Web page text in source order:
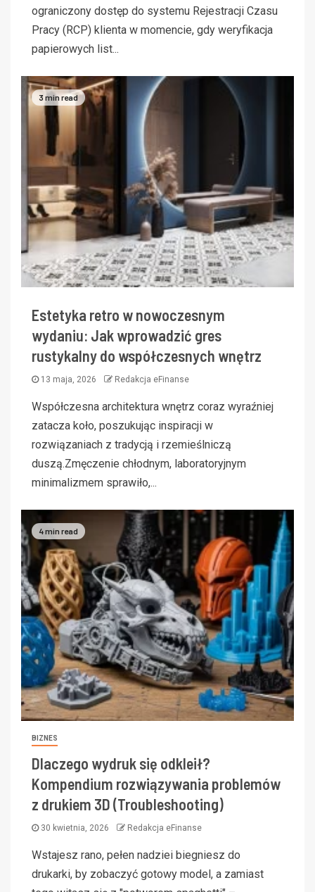
ograniczony dostęp do systemu Rejestracji Czasu
Pracy (RCP) klienta w momencie, gdy weryfikacja
papierowych list...
3 min read
Estetyka retro w nowoczesnym
wydaniu: Jak wprowadzić gres
rustykalny do współczesnych wnętrz
13 maja, 2026 Redakcja eFinanse
Współczesna architektura wnętrz coraz wyraźniej
zatacza koło, poszukując inspiracji w
rozwiązaniach z tradycją i rzemieślniczą
duszą.Zmęczenie chłodnym, laboratoryjnym
minimalizmem sprawiło,...
4 min read
BIZNES
Dlaczego wydruk się odkleił?
Kompendium rozwiązywania problemów
z drukiem 3D (Troubleshooting)
30 kwietnia, 2026 Redakcja eFinanse
Wstajesz rano, pełen nadziei biegniesz do
drukarki, by zobaczyć gotowy model, a zamiast